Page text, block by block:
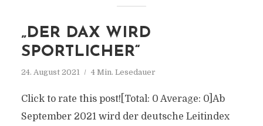
„DER DAX WIRD
SPORTLICHER“
24. August 2021 4 Min. Lesedauer
Click to rate this post![Total: 0 Average: 0]Ab
September 2021 wird der deutsche Leitindex